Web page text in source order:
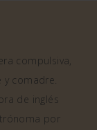
compulsiva,
comadre.
de inglés
por